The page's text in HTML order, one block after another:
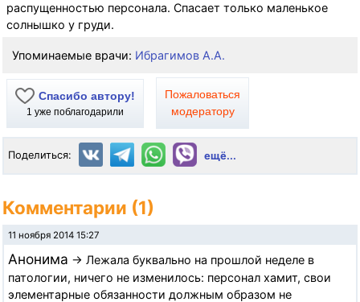
распущенностью персонала. Спасает только маленькое
солнышко у груди.
Упоминаемые врачи: Ибрагимов А.А.
Спасибо автору!
1 уже поблагодарили
Пожаловаться
модератору
Поделиться: ещё...
Комментарии (1)
11 ноября 2014 15:27
Анонима → Лежала буквально на прошлой неделе в
патологии, ничего не изменилось: персонал хамит, свои
элементарные обязанности должным образом не